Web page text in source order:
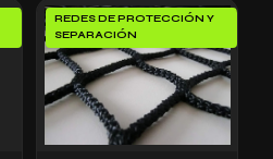
REDES DE PROTECCIÓN Y
SEPARACIÓN